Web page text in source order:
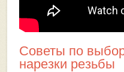
Советы по
нарезки резьбы